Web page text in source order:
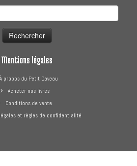
Mentions légales
À propos du Petit Caveau
Acheter nos livres
Conditions de vente
et règles de confidentialité